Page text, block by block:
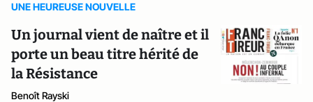
UNE HEUREUSE NOUVELLE
Un journal vient de naître et il
porte un beau titre hérité de
la Résistance
Benoît Rayski